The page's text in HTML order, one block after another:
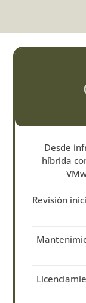
Desde
híbrida
Revisión